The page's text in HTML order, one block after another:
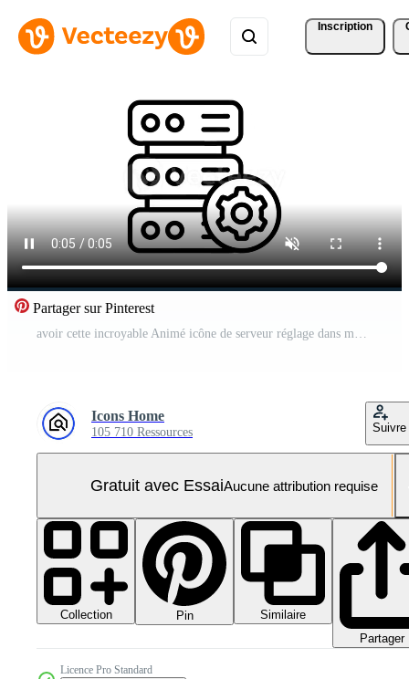
Inscription
Partager sur Pinterest
avoir cette incroyable Animé icône de serveur réglage dans moderne conception style Vidéo Pro
Icons Home
105 710 Ressources Suivre
Gratuit avec EssaiAucune attribution requise
Collection Pin
Similaire
Partager
Licence Pro Standard